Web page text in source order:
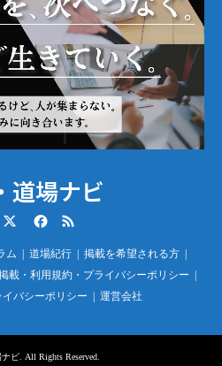
道場ナビ
ム 道場紀行
掲載を希望される方
載・利用規約・プライバシーポリシー
イバシーポリシー 運営会社
ナビ . All Rights Reserved.